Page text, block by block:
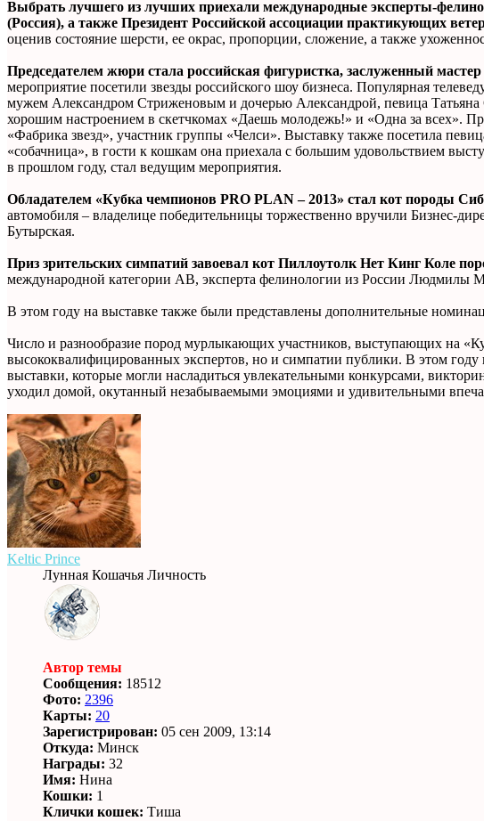
Выбрать лучшего из лучших приехали международные эксперты-
(Россия), а также Президент Российской ассоциации практикующих
оценив состояние шерсти, ее окрас, пропорции, сложение, а также
Председателем жюри стала российская фигуристка, заслуженный
мероприятие посетили звезды российского шоу бизнеса. Популярная
мужем Александром Стриженовым и дочерью Александрой, певица
хорошим настроением в скетчкомах «Даешь молодежь!» и «Одна за всех».
«Фабрика звезд», участник группы «Челси». Выставку также посетила
«собачница», в гости к кошкам она приехала с большим удовольствием
в прошлом году, стал ведущим мероприятия.
Обладателем «Кубка чемпионов PRO PLAN – 2013» стал кот породы
автомобиля – владелице победительницы торжественно вручили Бизнес-
Бутырская.
Приз зрительских симпатий завоевал кот Пиллоутолк Нет Кинг Коле
международной категории АВ, эксперта фелинологии из России Людмилы
В этом году на выставке также были представлены дополнительные
Число и разнообразие пород мурлыкающих участников, выступающих на
высококвалифицированных экспертов, но и симпатии публики. В этом году
выставки, которые могли насладиться увлекательными конкурсами,
уходил домой, окутанный незабываемыми эмоциями и удивительными
Keltic Prince
Лунная Кошачья Личность
Автор темы
Сообщения: 18512
Фото: 2396
Карты: 20
Зарегистрирован: 05 сен 2009, 13:14
Откуда: Минск
Награды: 32
Имя: Нина
Кошки: 1
Клички кошек: Тиша